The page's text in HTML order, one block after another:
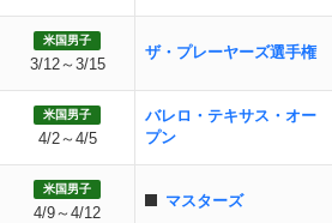
米国男子
3/12～3/15
ザ・プレーヤーズ選手権
米国男子
4/2～4/5
バレロ・テキサス・オー
プン
米国男子
4/9～4/12
マスターズ